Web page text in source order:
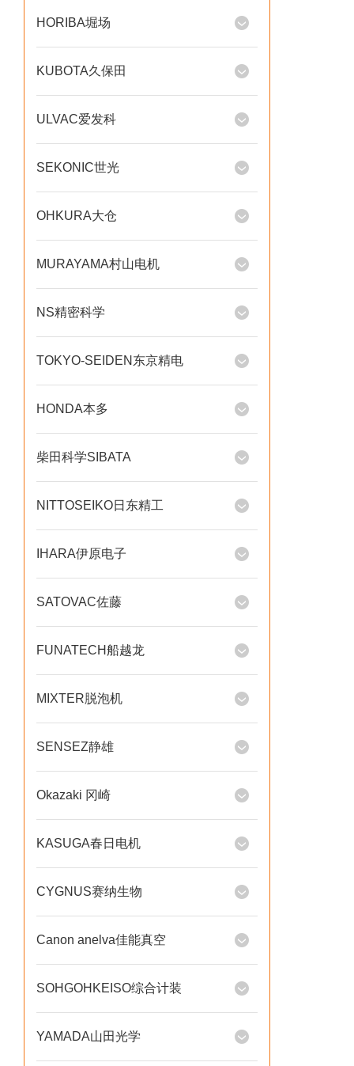
HORIBA堀场
KUBOTA久保田
ULVAC爱发科
SEKONIC世光
OHKURA大仓
MURAYAMA村山电机
NS精密科学
TOKYO-SEIDEN东京精电
HONDA本多
柴田科学SIBATA
NITTOSEIKO日东精工
IHARA伊原电子
SATOVAC佐藤
FUNATECH船越龙
MIXTER脱泡机
SENSEZ静雄
Okazaki 冈崎
KASUGA春日电机
CYGNUS赛纳生物
Canon anelva佳能真空
SOHGOHKEISO综合计装
YAMADA山田光学